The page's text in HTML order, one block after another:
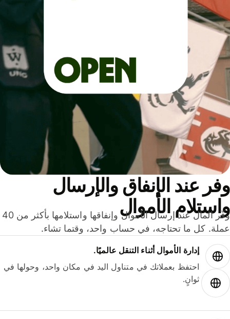
عند الإنفاق والإرسال
الأموال
وفّر المال عند إرسال الأموال وإنفاقها واستلامها بأكثر من 40
كل ما تحتاجه، في حساب واحد، وقتما تشاء.
إدارة الأموال أثناء التنقل عالميًا.
احتفظ بعملاتك في متناول اليد في مكان واحد، وحولها في
ثوانٍ.